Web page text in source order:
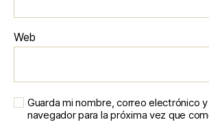
Web
Guarda mi nombre, correo electrónico
navegador para la próxima vez que